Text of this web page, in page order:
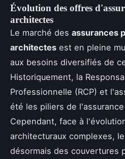
Évolution des offres
architectes
Le marché des assurances
architectes est en pleine
aux besoins diversifiés de
Historiquement, la
Professionnelle (RCP) et
été les piliers de
Cependant, face à
architecturaux complexes,
désormais des couvertures